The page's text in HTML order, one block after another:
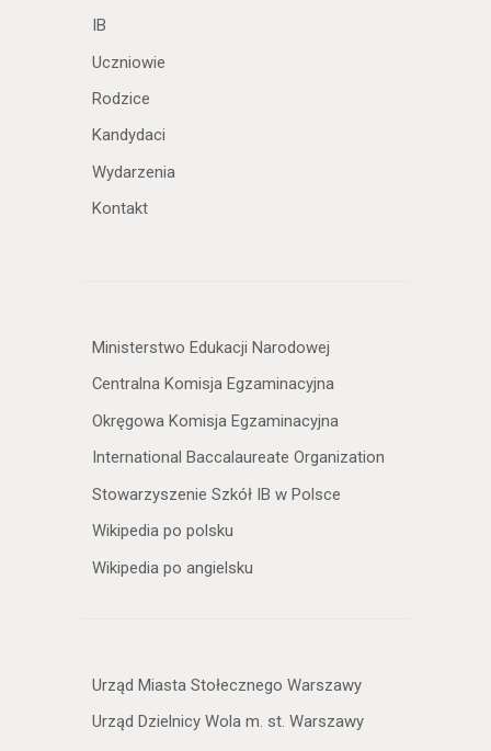
IB
Uczniowie
Rodzice
Kandydaci
Wydarzenia
Kontakt
Ministerstwo Edukacji Narodowej
Centralna Komisja Egzaminacyjna
Okręgowa Komisja Egzaminacyjna
International Baccalaureate Organization
Stowarzyszenie Szkół IB w Polsce
Wikipedia po polsku
Wikipedia po angielsku
Urząd Miasta Stołecznego Warszawy
Urząd Dzielnicy Wola m. st. Warszawy